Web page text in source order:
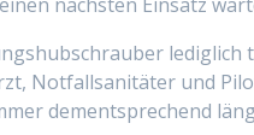
Notfallsanitäter und
dementsprechend